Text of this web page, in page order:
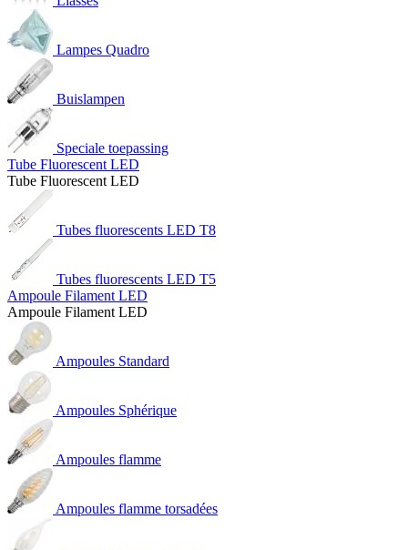
Lampes Quadro
Buislampen
Speciale toepassing
Tube Fluorescent LED
Tube Fluorescent LED
Tubes fluorescents LED T8
Tubes fluorescents LED T5
Ampoule Filament LED
Ampoule Filament LED
Ampoules Standard
Ampoules Sphérique
Ampoules flamme
Ampoules flamme torsadées